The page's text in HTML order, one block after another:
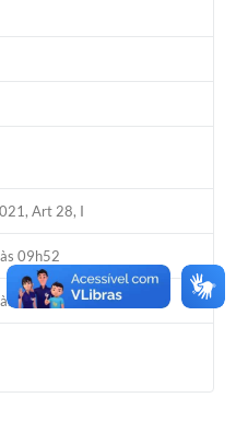
Art 28, I
09h52
09h00